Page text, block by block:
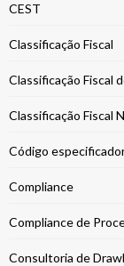
CEST
Classificação Fiscal
Classificação Fiscal
Classificação Fiscal
Código
Compliance
Compliance de
Consultoria de